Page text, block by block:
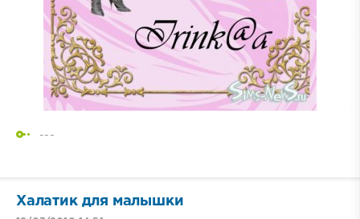
---
Халатик для малышки